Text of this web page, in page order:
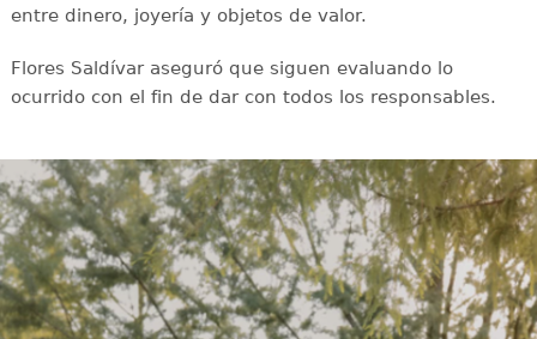
entre dinero, joyería y objetos de valor.
Flores Saldívar aseguró que siguen evaluando lo
ocurrido con el fin de dar con todos los responsables.